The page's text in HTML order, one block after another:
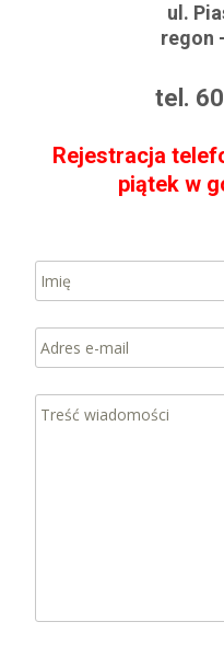
ul.
regon
tel.
Rejestracja
piątek w